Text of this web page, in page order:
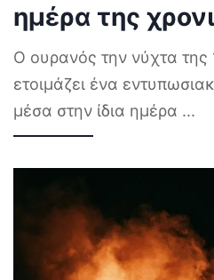
ημέρα της
Ο ουρανός την νύχτα της
ετοιμάζει ένα
μέσα στην ίδια ημέρα ...